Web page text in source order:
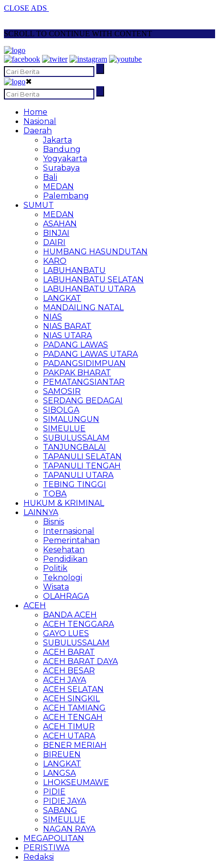
CLOSE ADS
SCROLL TO CONTINUE WITH CONTENT
✖
Home
Nasional
Daerah
Jakarta
Bandung
Yogyakarta
Surabaya
Bali
MEDAN
Palembang
SUMUT
MEDAN
ASAHAN
BINJAI
DAIRI
HUMBANG HASUNDUTAN
KARO
LABUHANBATU
LABUHANBATU SELATAN
LABUHANBATU UTARA
LANGKAT
MANDAILING NATAL
NIAS
NIAS BARAT
NIAS UTARA
PADANG LAWAS
PADANG LAWAS UTARA
PADANGSIDIMPUAN
PAKPAK BHARAT
PEMATANGSIANTAR
SAMOSIR
SERDANG BEDAGAI
SIBOLGA
SIMALUNGUN
SIMEULUE
SUBULUSSALAM
TANJUNGBALAI
TAPANULI SELATAN
TAPANULI TENGAH
TAPANULI UTARA
TEBING TINGGI
TOBA
HUKUM & KRIMINAL
LAINNYA
Bisnis
Internasional
Pemerintahan
Kesehatan
Pendidikan
Politik
Teknologi
Wisata
OLAHRAGA
ACEH
BANDA ACEH
ACEH TENGGARA
GAYO LUES
SUBULUSSALAM
ACEH BARAT
ACEH BARAT DAYA
ACEH BESAR
ACEH JAYA
ACEH SELATAN
ACEH SINGKIL
ACEH TAMIANG
ACEH TENGAH
ACEH TIMUR
ACEH UTARA
BENER MERIAH
BIREUEN
LANGKAT
LANGSA
LHOKSEUMAWE
PIDIE
PIDIE JAYA
SABANG
SIMEULUE
NAGAN RAYA
MEGAPOLITAN
PERISTIWA
Redaksi